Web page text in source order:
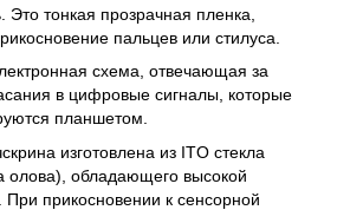
тонкая прозрачная пленка,
пальцев или стилуса.
схема, отвечающая за
в цифровые сигналы, которые
планшетом.
изготовлена из ITO стекла
олова), обладающего высокой
При прикосновении к сенсорной